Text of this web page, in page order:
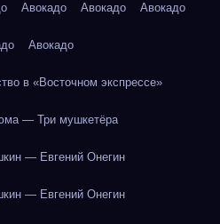
Авокадо Авокадо Авокадо
Авокадо
в «Восточном экспрессе»
— Три мушкетёра
— Евгений Онегин
— Евгений Онегин